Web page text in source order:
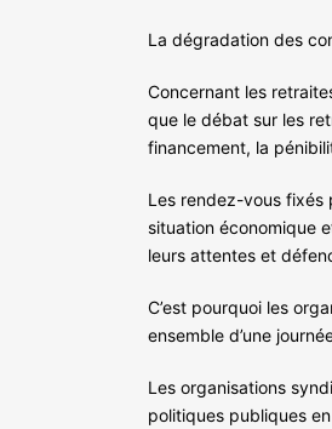
La dégradation des
Concernant les
que le débat sur les
financement, la
Les rendez-vous fixés
situation économique
leurs attentes et
C’est pourquoi les
ensemble d’une
Les organisations
politiques publiques